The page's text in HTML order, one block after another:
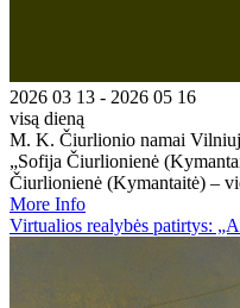
2026 03 13 - 2026 05 16
visą dieną
M. K. Čiurlionio namai
„Sofija Čiurlionienė
Čiurlionienė (Kymantaitė) –
More Info
Virtualios realybės patirtys: